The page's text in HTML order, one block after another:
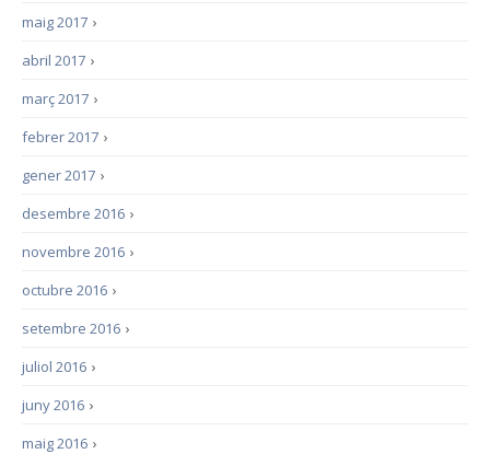
›
maig 2017
›
abril 2017
›
març 2017
›
febrer 2017
›
gener 2017
›
desembre 2016
›
novembre 2016
›
octubre 2016
›
setembre 2016
›
juliol 2016
›
juny 2016
›
maig 2016